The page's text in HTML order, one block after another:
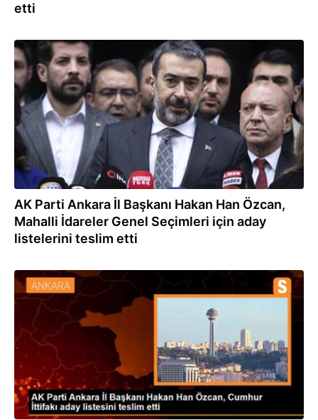
etti
20.02.2024
AK Parti Ankara İl Başkanı Hakan Han Özcan,
Mahalli İdareler Genel Seçimleri için aday
listelerini teslim etti
20.02.2024